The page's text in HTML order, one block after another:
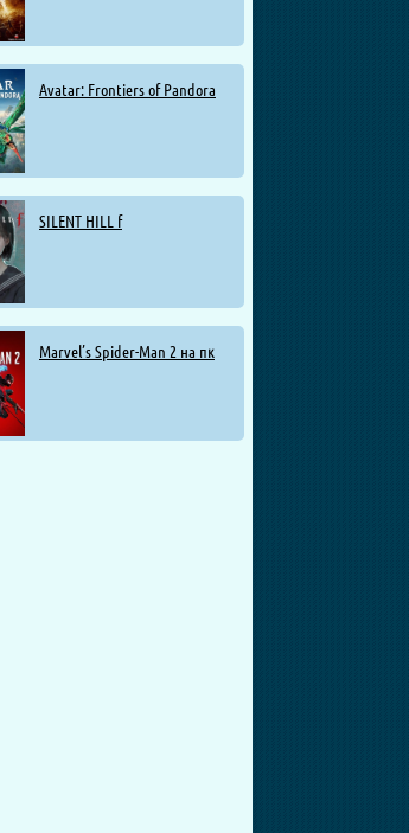
Avatar: Frontiers of Pandora
SILENT HILL f
Marvel’s Spider-Man 2 на пк